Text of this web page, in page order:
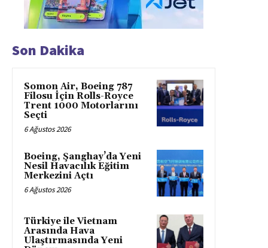
Son Dakika
Somon Air, Boeing 787
Filosu İçin Rolls-Royce
Trent 1000 Motorlarını
Seçti
6 Ağustos 2026
Boeing, Şanghay’da Yeni
Nesil Havacılık Eğitim
Merkezini Açtı
6 Ağustos 2026
Türkiye ile Vietnam
Arasında Hava
Ulaştırmasında Yeni